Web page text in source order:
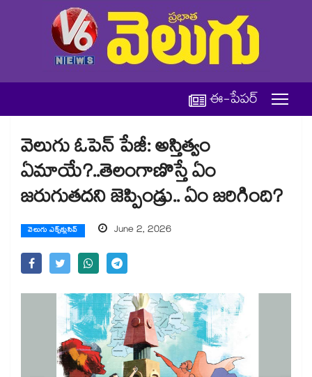
ఈ-పేపర్
వెలుగు ఓపెన్ పేజీ: అస్తిత్వం
ఏమాయే?..తెలంగాణొస్తే ఏం
జరుగుతదని జెప్పిండ్రు.. ఏం జరిగింది?
వెలుగు ఎక్స్‌క్లుసివ్ June 2, 2026